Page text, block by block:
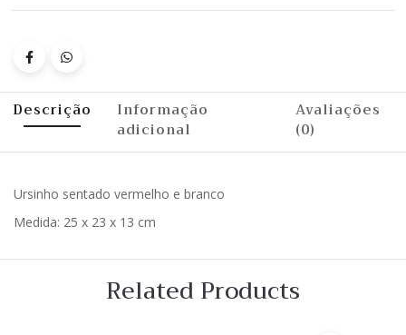
Descrição
Informação
adicional
Avaliações
(0)
Ursinho sentado vermelho e branco
Medida: 25 x 23 x 13 cm
Related Products